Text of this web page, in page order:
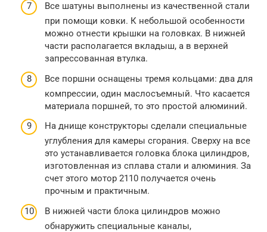
Все шатуны выполнены из качественной стали
при помощи ковки. К небольшой особенности
можно отнести крышки на головках. В нижней
части располагается вкладыш, а в верхней
запрессованная втулка.
Все поршни оснащены тремя кольцами: два для
компрессии, один маслосъемный. Что касается
материала поршней, то это простой алюминий.
На днище конструкторы сделали специальные
углубления для камеры сгорания. Сверху на все
это устанавливается головка блока цилиндров,
изготовленная из сплава стали и алюминия. За
счет этого мотор 2110 получается очень
прочным и практичным.
В нижней части блока цилиндров можно
обнаружить специальные каналы,